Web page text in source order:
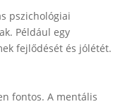
pszichológiai
Például egy
fejlődését és jólétét.
fontos. A mentális